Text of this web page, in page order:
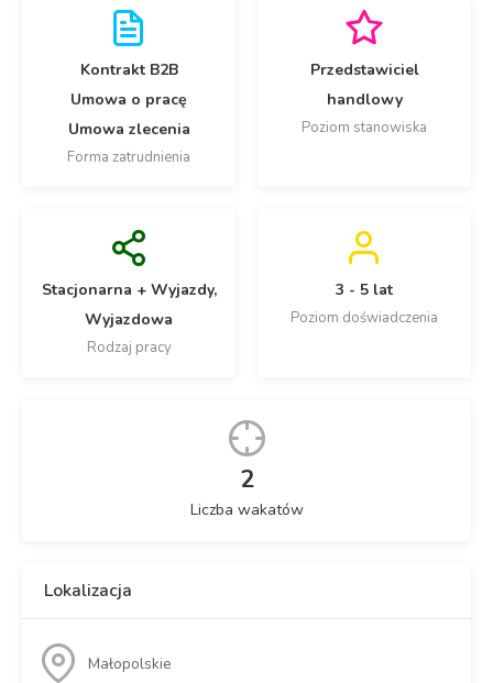
Kontrakt B2B
Umowa o pracę
Umowa zlecenia
Forma zatrudnienia
Przedstawiciel
handlowy
Poziom stanowiska
Stacjonarna + Wyjazdy,
Wyjazdowa
Rodzaj pracy
3 - 5 lat
Poziom doświadczenia
2
Liczba wakatów
Lokalizacja
Małopolskie